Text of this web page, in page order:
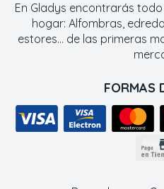
En Gladys encontrarás
hogar: Alfombras,
estores... de las primeras
FORMAS